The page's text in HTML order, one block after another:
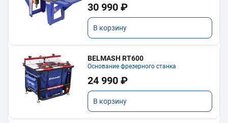
30 990 ₽
В корзину
BELMASH RT600
Основание фрезерного станка
24 990 ₽
В корзину